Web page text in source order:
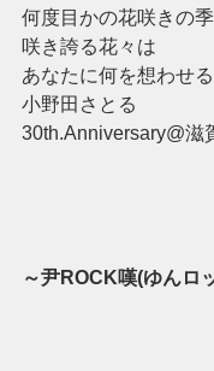
何度目かの花咲きの季
咲き誇る花々は
あなたに何を想わせ
小野田さとる
30th.Anniversary@滋
～尹ROCK嘆(ゆんロ